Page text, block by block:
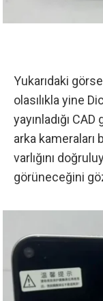
Yukarıdaki
olasılıkla yine
yayınladığı
arka kameraları
varlığını
görüneceğini